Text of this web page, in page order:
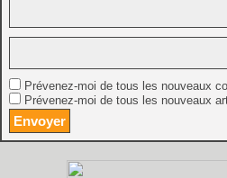
Prévenez-moi de tous les nouveaux
Prévenez-moi de tous les nouveaux